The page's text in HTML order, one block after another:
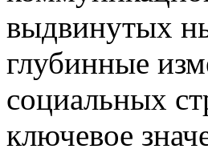
выдвинутых
глубинные
социальных
ключевое